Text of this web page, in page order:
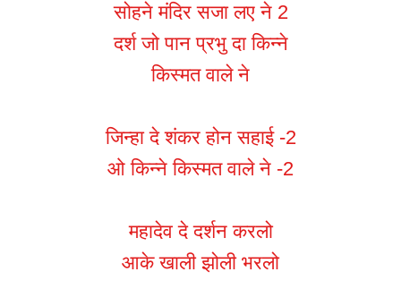
सोहने मंदिर सजा लए ने 2
दर्श जो पान प्रभु दा किन्ने
किस्मत वाले ने
जिन्हा दे शंकर होन सहाई -2
ओ किन्ने किस्मत वाले ने -2
महादेव दे दर्शन करलो
आके खाली झोली भरलो